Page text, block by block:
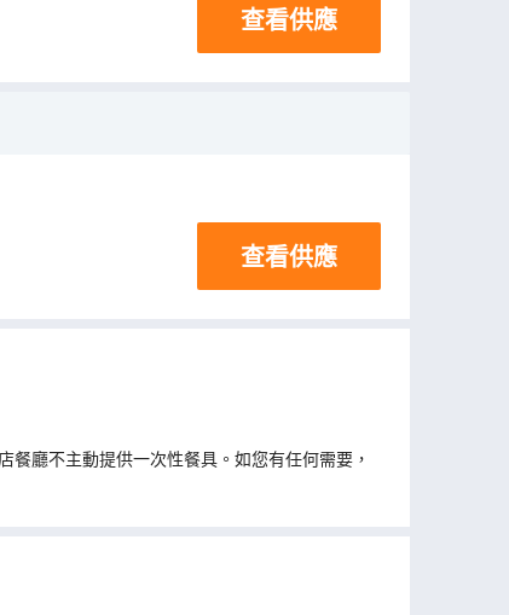
查看供應
查看供應
廳不主動提供一次性餐具。如您有任何需要，